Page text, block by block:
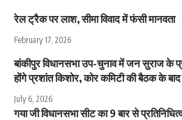
रेल ट्रैक पर लाश, सीमा विवाद में फंसी मानवता
February 17, 2026
बांकीपुर विधानसभा उप-चुनाव में जन सुराज के
होंगे प्रशांत किशोर, कोर कमिटी की बैठक के
July 6, 2026
गया जी विधानसभा सीट का 9 बार से